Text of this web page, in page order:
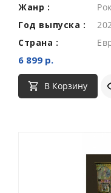
Жанр :
Рок
Год выпуска :
Страна :
6 899 р.
В Корзину